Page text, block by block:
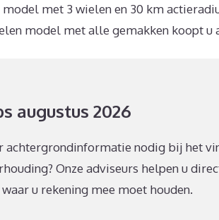
model met 3 wielen en 30 km
model met alle gemakken koopt u
augustus 2026
achtergrondinformatie nodig bij het
Onze adviseurs helpen u
u rekening mee moet houden.